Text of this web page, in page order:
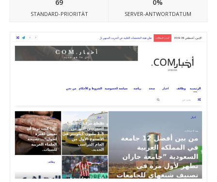
69
STANDARD-PRIORITÄT
0%
SERVER-ANTWORTDATUM